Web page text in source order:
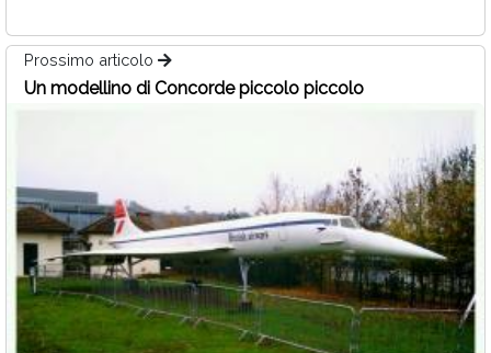
Prossimo articolo
Un modellino di Concorde piccolo piccolo